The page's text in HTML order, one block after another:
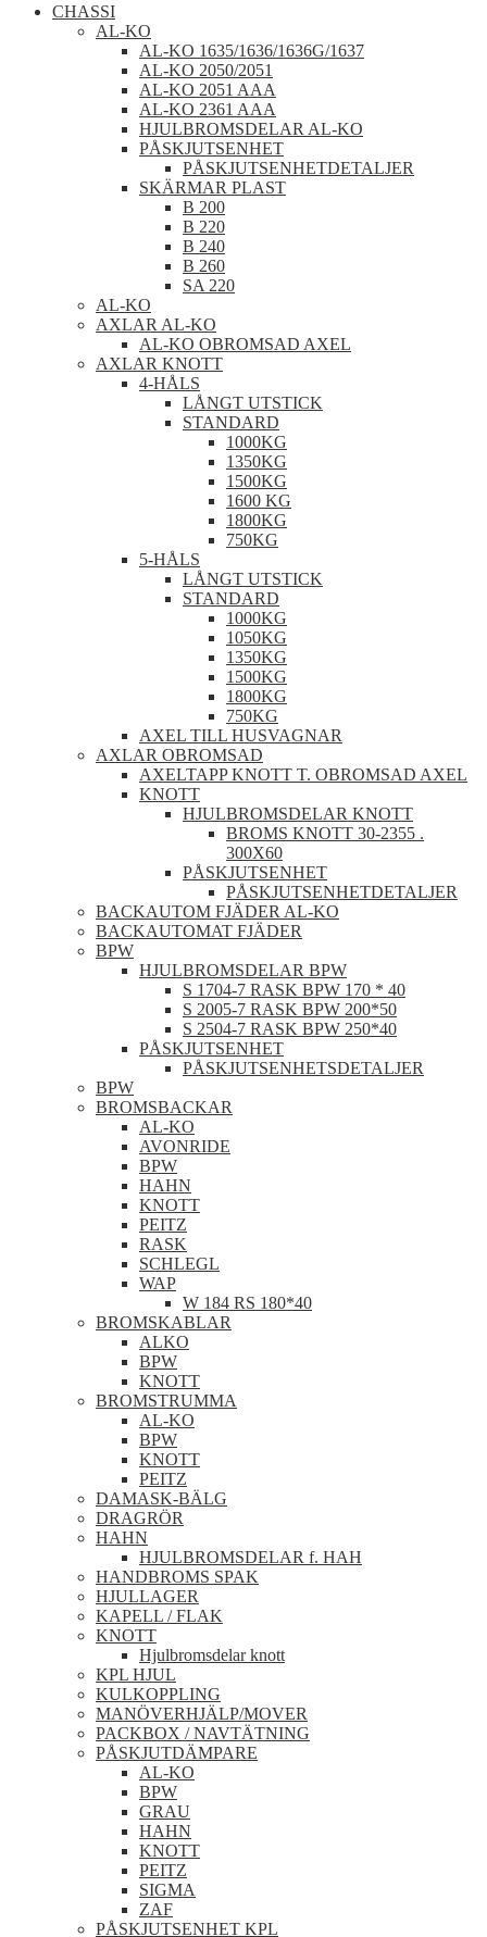
CHASSI
AL-KO
AL-KO 1635/1636/1636G/1637
AL-KO 2050/2051
AL-KO 2051 AAA
AL-KO 2361 AAA
HJULBROMSDELAR AL-KO
PÅSKJUTSENHET
PÅSKJUTSENHETDETALJER
SKÄRMAR PLAST
B 200
B 220
B 240
B 260
SA 220
AL-KO
AXLAR AL-KO
AL-KO OBROMSAD AXEL
AXLAR KNOTT
4-HÅLS
LÅNGT UTSTICK
STANDARD
1000KG
1350KG
1500KG
1600 KG
1800KG
750KG
5-HÅLS
LÅNGT UTSTICK
STANDARD
1000KG
1050KG
1350KG
1500KG
1800KG
750KG
AXEL TILL HUSVAGNAR
AXLAR OBROMSAD
AXELTAPP KNOTT T. OBROMSAD AXEL
KNOTT
HJULBROMSDELAR KNOTT
BROMS KNOTT 30-2355 .
300X60
PÅSKJUTSENHET
PÅSKJUTSENHETDETALJER
BACKAUTOM FJÄDER AL-KO
BACKAUTOMAT FJÄDER
BPW
HJULBROMSDELAR BPW
S 1704-7 RASK BPW 170 * 40
S 2005-7 RASK BPW 200*50
S 2504-7 RASK BPW 250*40
PÅSKJUTSENHET
PÅSKJUTSENHETSDETALJER
BPW
BROMSBACKAR
AL-KO
AVONRIDE
BPW
HAHN
KNOTT
PEITZ
RASK
SCHLEGL
WAP
W 184 RS 180*40
BROMSKABLAR
ALKO
BPW
KNOTT
BROMSTRUMMA
AL-KO
BPW
KNOTT
PEITZ
DAMASK-BÄLG
DRAGRÖR
HAHN
HJULBROMSDELAR f. HAH
HANDBROMS SPAK
HJULLAGER
KAPELL / FLAK
KNOTT
Hjulbromsdelar knott
KPL HJUL
KULKOPPLING
MANÖVERHJÄLP/MOVER
PACKBOX / NAVTÄTNING
PÅSKJUTDÄMPARE
AL-KO
BPW
GRAU
HAHN
KNOTT
PEITZ
SIGMA
ZAF
PÅSKJUTSENHET KPL